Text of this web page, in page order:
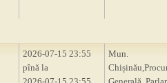
2026-07-15 23:55
pînă la
Mun.